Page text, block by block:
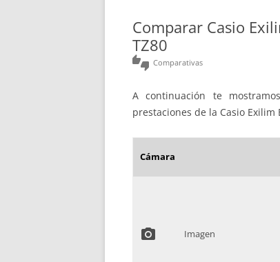
Comparar Casio
TZ80
thumbs_up_down Comparativas
A continuación te
prestaciones de la Casio Exilim
Cámara
photo_camera Imagen